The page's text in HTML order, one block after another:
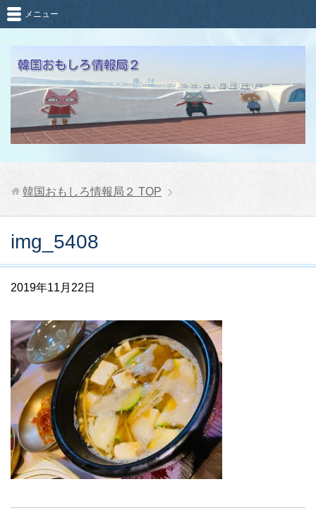
メニュー
韓国おもしろ情報局２ TOP
img_5408
2019年11月22日